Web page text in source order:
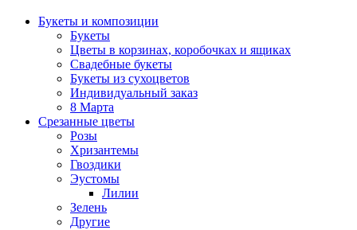
Букеты и композиции
Букеты
Цветы в корзинах, коробочках и ящиках
Свадебные букеты
Букеты из сухоцветов
Индивидуальный заказ
8 Марта
Срезанные цветы
Розы
Хризантемы
Гвоздики
Эустомы
Лилии
Зелень
Другие